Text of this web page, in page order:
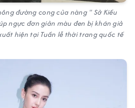
đường cong của nàng " Sở Kiều
ngực đơn giản màu đen bị khán giả
hiện tại Tuần lễ thời trang quốc tế